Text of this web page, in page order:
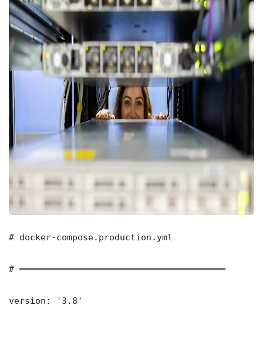
# docker-compose.production.yml
# ═══════════════════════════════════════
version: '3.8'